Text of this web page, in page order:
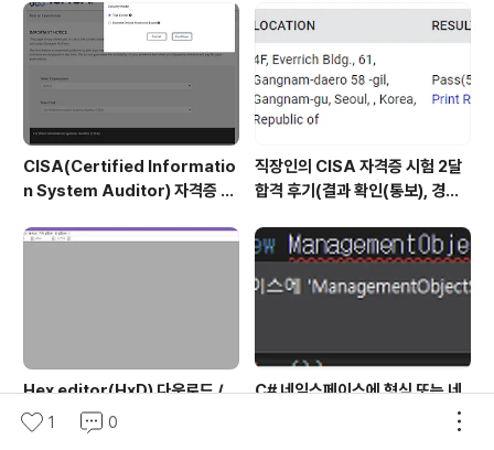
CISA(Certified Informatio
n System Auditor) 자격증 시
험 일정 확인(23년)
직장인의 CISA 자격증 시험 2달
합격 후기(결과 확인(통보), 경력
Hex editor(HxD) 다운로드 /
사용방법
C# 네임스페이스에 형식 또는 네
임스페이스 이름이 없습니다. 해결
1 0